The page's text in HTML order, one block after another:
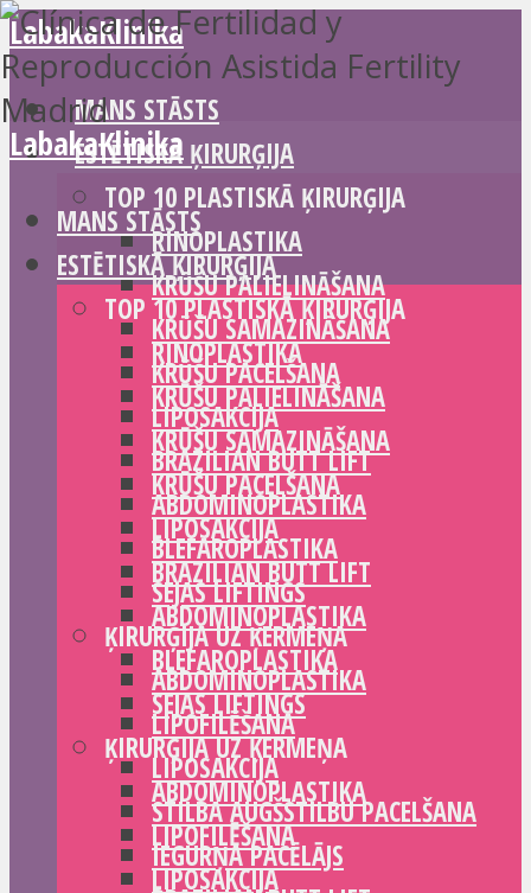
LabakaKlinika
MANS STĀSTS
ESTĒTISKĀ ĶIRURĢIJA
TOP 10 PLASTISKĀ ĶIRURĢIJA
RINOPLASTIKA
KRŪŠU PALIELINĀŠANA
KRŪŠU SAMAZINĀŠANA
KRŪŠU PACELŠANA
LIPOSAKCIJA
BRAZILIAN BUTT LIFT
ABDOMINOPLASTIKA
BLEFAROPLASTIKA
SEJAS LIFTINGS
ĶIRURĢIJA UZ ĶERMEŅA
ABDOMINOPLASTIKA
LIPOFILĒŠANA
LIPOSAKCIJA
STILBA AUGŠSTILBU PACELŠANA
IEGURŅA PACĒLĀJS
LabakaKlinika
MANS STĀSTS
ESTĒTISKĀ ĶIRURĢIJA
TOP 10 PLASTISKĀ ĶIRURĢIJA
RINOPLASTIKA
KRŪŠU PALIELINĀŠANA
KRŪŠU SAMAZINĀŠANA
KRŪŠU PACELŠANA
LIPOSAKCIJA
BRAZILIAN BUTT LIFT
ABDOMINOPLASTIKA
BLEFAROPLASTIKA
SEJAS LIFTINGS
ĶIRURĢIJA UZ ĶERMEŅA
ABDOMINOPLASTIKA
LIPOFILĒŠANA
LIPOSAKCIJA